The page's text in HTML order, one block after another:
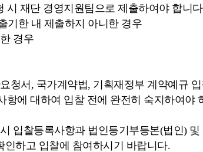
시 재단 경영지원팀으로 제출하여야 합니
기한 내 제출하지 아니한 경우
경우
청서, 국가계약법, 기획재정부 계약예규
항에 대하여 입찰 전에 완전히 숙지하여야
입찰등록사항과 법인등기부등본(법인)
하고 입찰에 참여하시기 바랍니다.